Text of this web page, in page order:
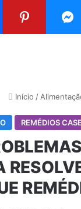
Início /
REMÉDIOS